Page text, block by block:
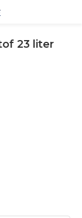
23 liter